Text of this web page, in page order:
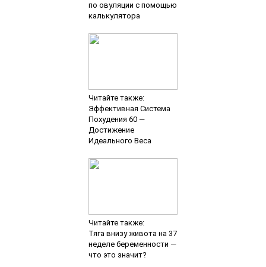
по овуляции с помощью
калькулятора
Читайте также:
Эффективная Система
Похудения 60 —
Достижение
Идеального Веса
Читайте также:
Тяга внизу живота на 37
неделе беременности —
что это значит?